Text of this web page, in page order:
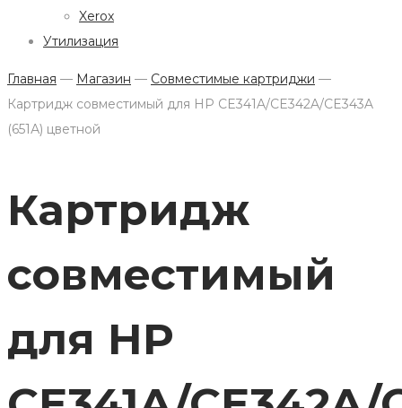
Xerox
Утилизация
Главная — Магазин — Совместимые картриджи —
Картридж совместимый для HP CE341A/CE342A/CE343A
(651А) цветной
Картридж
совместимый
для HP